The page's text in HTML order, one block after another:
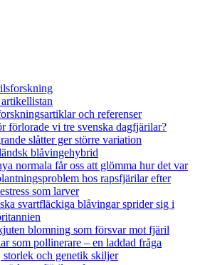
och referenser
förlorade vi tre svenska dagfjärilar?
slåtter ger större variation
blåvingehybrid
normala får oss att glömma hur det var
hos rapsfjärilar efter
som larver
svartfläckiga blåvingar sprider sig i
blomning som försvar mot fjäril
som pollinerare – en laddad fråga
storlek och genetik skiljer